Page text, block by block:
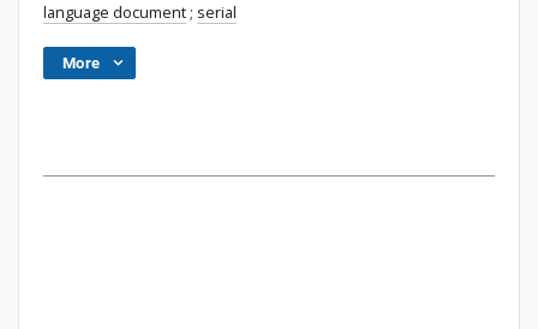
language document ; serial
More